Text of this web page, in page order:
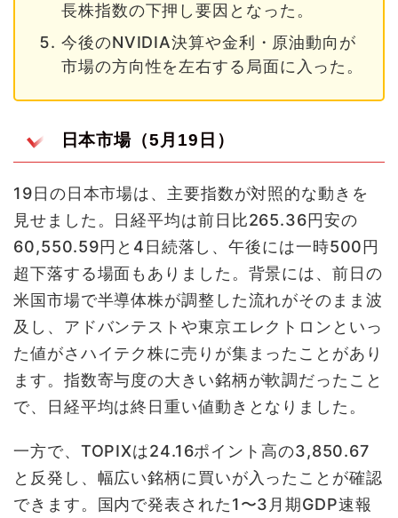
長株指数の下押し要因となった。
今後のNVIDIA決算や金利・原油動向が
市場の方向性を左右する局面に入った。
日本市場（5月19日）
19日の日本市場は、主要指数が対照的な動きを
見せました。日経平均は前日比265.36円安の
60,550.59円と4日続落し、午後には一時500円
超下落する場面もありました。背景には、前日の
米国市場で半導体株が調整した流れがそのまま波
及し、アドバンテストや東京エレクトロンといっ
た値がさハイテク株に売りが集まったことがあり
ます。指数寄与度の大きい銘柄が軟調だったこと
で、日経平均は終日重い値動きとなりました。
一方で、TOPIXは24.16ポイント高の3,850.67
と反発し、幅広い銘柄に買いが入ったことが確認
できます。国内で発表された1〜3月期GDP速報